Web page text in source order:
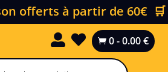
offerts à partir de 60€ 🛒
   0-0.00€